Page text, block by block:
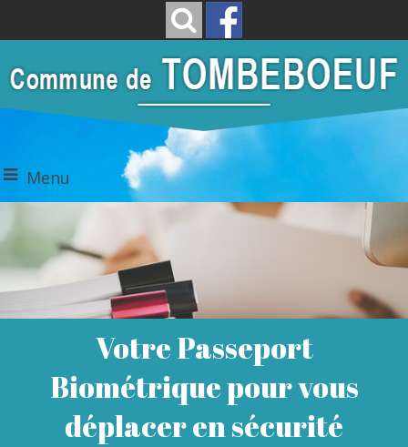
Menu
Votre Passeport
Biométrique pour vous
déplacer en sécurité